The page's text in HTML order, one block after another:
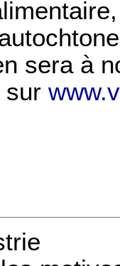
sera à
sur